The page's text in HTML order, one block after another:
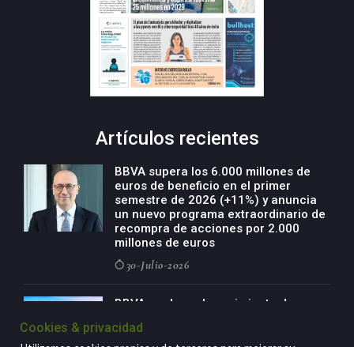
Artículos recientes
BBVA supera los 6.000 millones de
euros de beneficio en el primer
semestre de 2026 (+11%) y anuncia
un nuevo programa extraordinario de
recompra de acciones por 2.000
millones de euros
30-Julio-2026
BBVA acelera el crecimiento de su
de especialización presente en siete
Cookies & privacidad